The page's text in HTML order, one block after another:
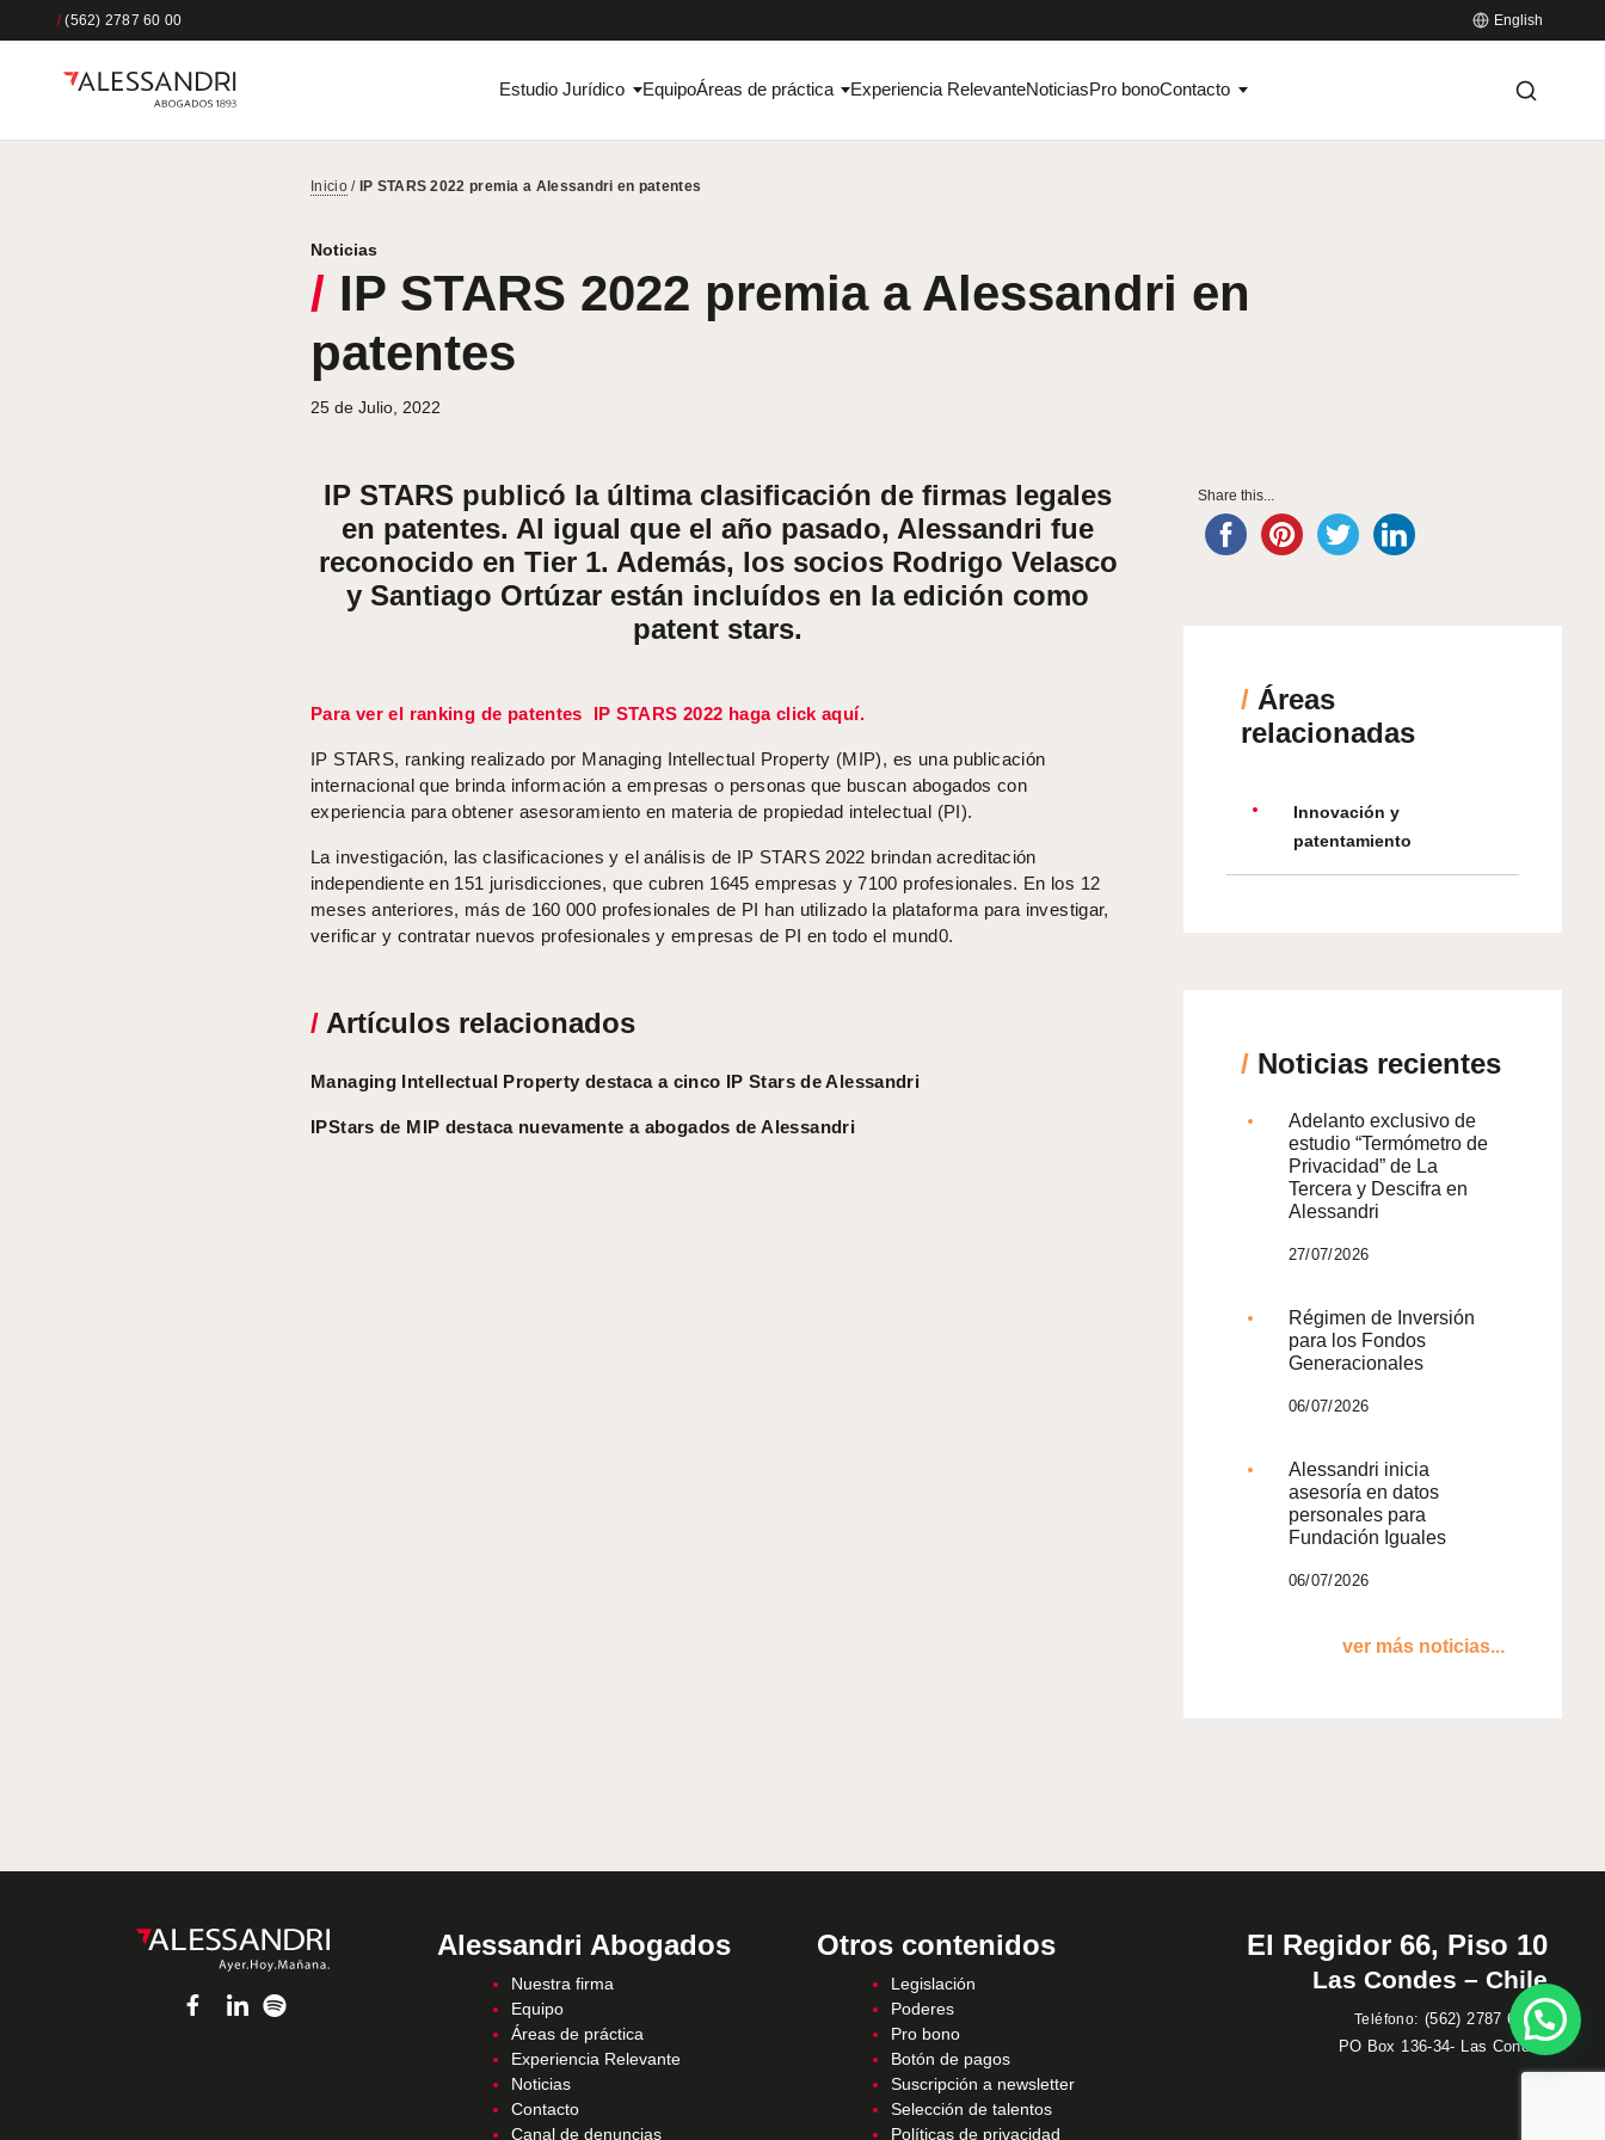
/(562) 2787 60 00 English
Estudio Jurídico EquipoÁreas de práctica Experiencia RelevanteNoticiasPro bonoContacto
Inicio/ IP STARS 2022 premia a Alessandri en patentes
Noticias
/ IP STARS 2022 premia a Alessandri en
patentes
25 de Julio, 2022
IP STARS publicó la última clasificación de firmas legales
en patentes. Al igual que el año pasado, Alessandri fue
reconocido en Tier 1. Además, los socios Rodrigo Velasco
y Santiago Ortúzar están incluídos en la edición como
patent stars.
Para ver el ranking de patentes IP STARS 2022 haga click aquí.
IP STARS, ranking realizado por Managing Intellectual Property (MIP), es una publicación
internacional que brinda información a empresas o personas que buscan abogados con
experiencia para obtener asesoramiento en materia de propiedad intelectual (PI).
La investigación, las clasificaciones y el análisis de IP STARS 2022 brindan acreditación
independiente en 151 jurisdicciones, que cubren 1645 empresas y 7100 profesionales. En los 12
meses anteriores, más de 160 000 profesionales de PI han utilizado la plataforma para investigar,
verificar y contratar nuevos profesionales y empresas de PI en todo el mund0.
/ Artículos relacionados
Managing Intellectual Property destaca a cinco IP Stars de Alessandri
IPStars de MIP destaca nuevamente a abogados de Alessandri
Share this...
/Áreas
relacionadas
Innovación y
patentamiento
/Noticias recientes
Adelanto exclusivo de
estudio “Termómetro de
Privacidad” de La
Tercera y Descifra en
Alessandri
27/07/2026
Régimen de Inversión
para los Fondos
Generacionales
06/07/2026
Alessandri inicia
asesoría en datos
personales para
Fundación Iguales
06/07/2026
ver más noticias...
Alessandri Abogados
Nuestra firma
Equipo
Áreas de práctica
Experiencia Relevante
Noticias
Contacto
Canal de denuncias
Otros contenidos
Legislación
Poderes
Pro bono
Botón de pagos
Suscripción a newsletter
Selección de talentos
Políticas de privacidad
El Regidor 66, Piso 10
Las Condes – Chile
Teléfono: (562) 2787 60 00
PO Box 136-34- Las Condes